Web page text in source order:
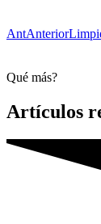
AntAnterior
Qué más?
Artículos